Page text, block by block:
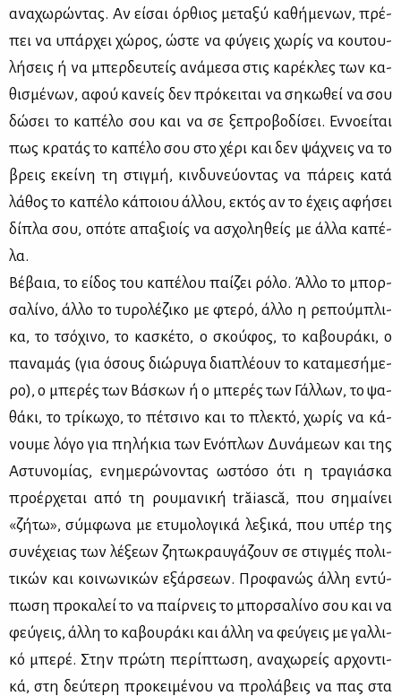
ανα­χω­ρώ­ντας. Αν εί­σαι όρ­θιος με­τα­ξύ κα­θή­με­νων, πρέ­
πει να υπάρ­χει χώ­ρος, ώστε να φύ­γεις χω­ρίς να κου­του­
λή­σεις ή να μπερ­δευ­τείς ανά­με­σα στις κα­ρέ­κλες των κα­
θι­σμέ­νων, αφού κα­νείς δεν πρό­κει­ται να ση­κω­θεί να σου
δώ­σει το κα­πέ­λο σου και να σε ξε­προ­βο­δί­σει. Εν­νο­εί­ται
πως κρα­τάς το κα­πέ­λο σου στο χέ­ρι και δεν ψά­χνεις να το
βρεις εκεί­νη τη στιγ­μή, κιν­δυ­νεύ­ο­ντας να πά­ρεις κα­τά
λά­θος το κα­πέ­λο κά­ποιου άλ­λου, εκτός αν το έχεις αφή­σει
δί­πλα σου, οπό­τε απα­ξιοίς να ασχο­λη­θείς με άλ­λα κα­πέ­
λα.
Βέ­βαια, το εί­δος του κα­πέ­λου παί­ζει ρό­λο. Άλ­λο το μπορ­
σα­λί­νο, άλ­λο το τυ­ρο­λέ­ζι­κο με φτε­ρό, άλ­λο η ρε­πού­μπλι­
κα, το τσό­χι­νο, το κα­σκέ­το, ο σκού­φος, το κα­βου­ρά­κι, ο
πα­να­μάς (για όσους διώ­ρυ­γα δια­πλέ­ουν το κα­τα­με­σή­με­
ρο), ο μπε­ρές των Βά­σκων ή ο μπε­ρές των Γάλ­λων, το ψα­
θά­κι, το τρί­κω­χο, το πέ­τσι­νο και το πλε­κτό, χω­ρίς να κά­
νου­με λό­γο για πη­λή­κια των Ενό­πλων Δυ­νά­με­ων και της
Αστυ­νο­μί­ας, ενη­με­ρώ­νο­ντας ωστό­σο ότι η τρα­γιά­σκα
προ­έρ­χε­ται από τη ρου­μα­νι­κή trăiască, που ση­μαί­νει
«ζή­τω», σύμ­φω­να με ετυ­μο­λο­γι­κά λε­ξι­κά, που υπέρ της
συ­νέ­χειας των λέ­ξε­ων ζη­τω­κραυ­γά­ζουν σε στιγ­μές πο­λι­
τι­κών και κοι­νω­νι­κών εξάρ­σε­ων. Προ­φα­νώς άλ­λη εντύ­
πω­ση προ­κα­λεί το να παίρ­νεις το μπορ­σα­λί­νο σου και να
φεύ­γεις, άλ­λη το κα­βου­ρά­κι και άλ­λη να φεύ­γεις με γαλ­λι­
κό μπε­ρέ. Στην πρώ­τη πε­ρί­πτω­ση, ανα­χω­ρείς αρ­χο­ντι­
κά, στη δεύ­τε­ρη προ­κει­μέ­νου να προ­λά­βεις να πας στα